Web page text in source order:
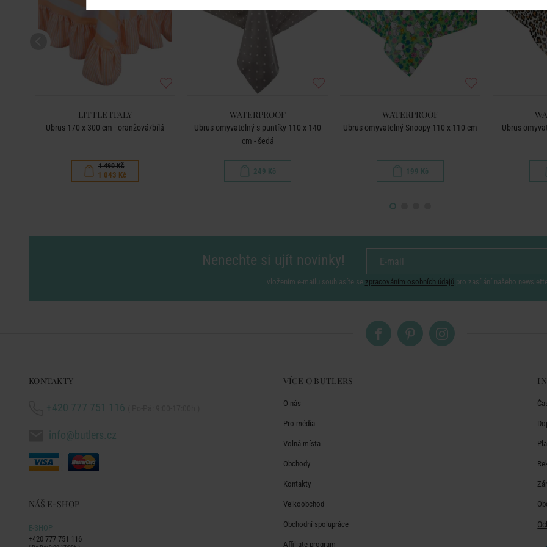
LITTLE ITALY
Ubrus 170 x 300 cm - oranžová/bílá
1 490 Kč
1 043 Kč
WATERPROOF
Ubrus omyvatelný s puntíky 110 x 140
cm - šedá
249 Kč
WATERPROOF
Ubrus omyvatelný Snoopy 110 x 110 cm
199 Kč
Ubrus
Nenechte si ujít novinky!
vložením e-mailu souhlasíte se zpracováním osobních údajů pro zasílání našeho
KONTAKTY
+420 777 751 116
info@butlers.cz
NÁŠ E-SHOP
E-SHOP
+420 777 751 116
VÍCE O BUTLERS
O nás
Pro média
Volná místa
Obchody
Kontakty
Velkoobchod
Obchodní spolupráce
Affiliate program